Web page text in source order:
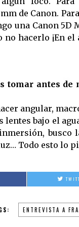
de Canon.
una Canon 5D
hacerlo ¡En el
tomar antes de
angular,
lentes bajo el
busco
Todo esto lo
ENTREVISTA A